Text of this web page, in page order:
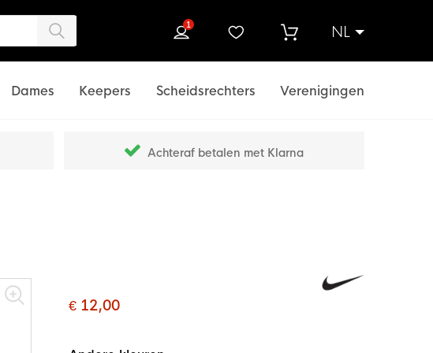
NL
1
Dames Keepers Scheidsrechters Verenigingen
Achteraf betalen met Klarna
€ 12,00